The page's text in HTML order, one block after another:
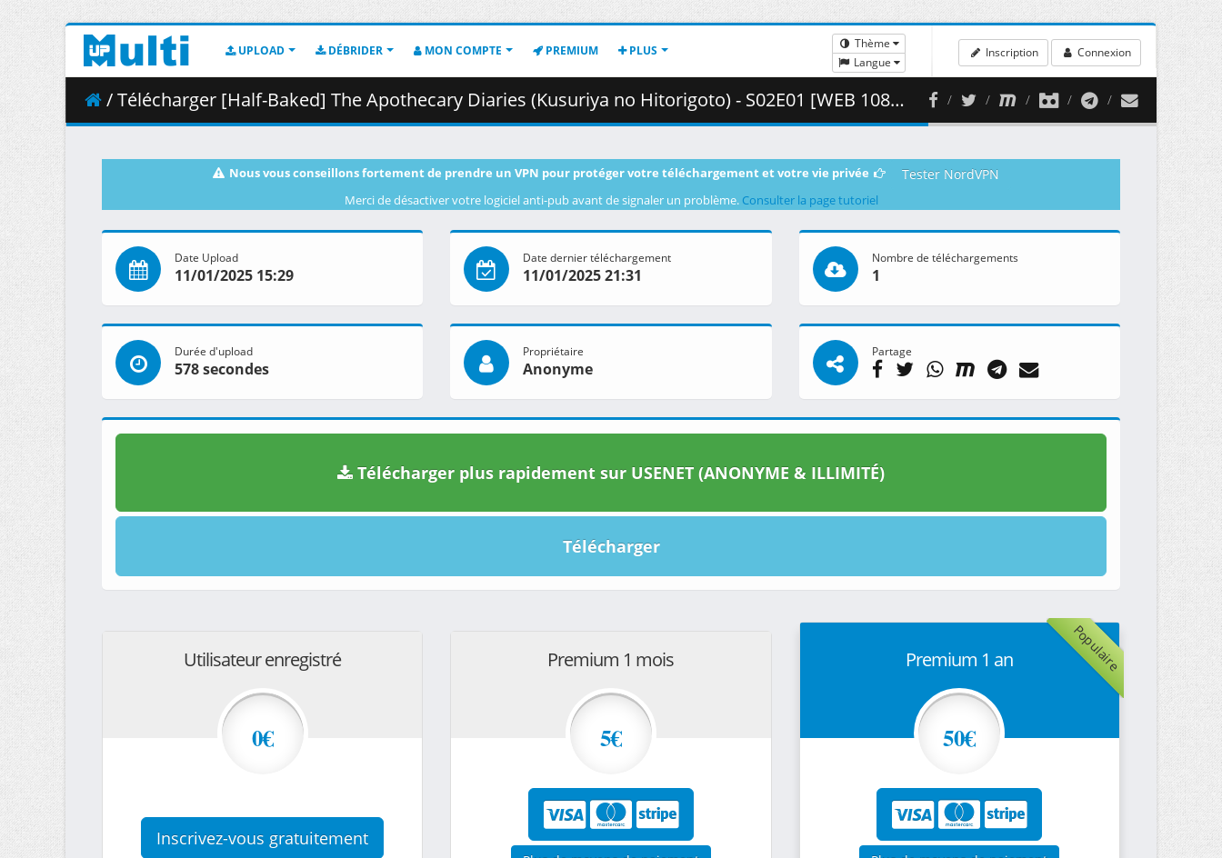
UPLOAD DÉBRIDER MON COMPTE PREMIUM PLUS
Thème
Langue
Inscription Connexion
/ Télécharger [Half-Baked] The Apothecary Diaries (Kusuriya no Hitorigoto) - S02E01 [WEB 1080p HEVC E-AC3].mkv.002 ( 481.90 MB )
Nous vous conseillons fortement de prendre un VPN pour protéger votre téléchargement et votre vie privée Tester NordVPN
Merci de désactiver votre logiciel anti-pub avant de signaler un problème. Consulter la page tutoriel
Date Upload
11/01/2025 15:29
Date dernier téléchargement
11/01/2025 21:31
Nombre de téléchargements
1
Durée d'upload
578 secondes
Propriétaire
Anonyme
Partage
Télécharger plus rapidement sur USENET (ANONYME & ILLIMITÉ)
Télécharger
Utilisateur enregistré
0€
Inscrivez-vous gratuitement
Premium 1 mois
5€
Populaire
Premium 1 an
50€